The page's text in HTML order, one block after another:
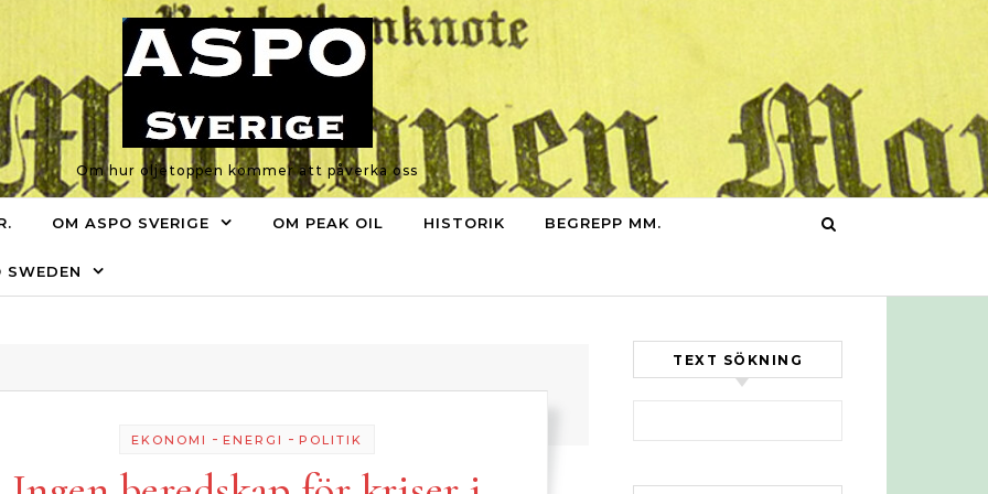
Om hur oljetoppen kommer att påverka oss
OM ASPO SVERIGE OM PEAK OIL HISTORIK BEGREPP MM.
EKONOMI - ENERGI - POLITIK
TEXT SÖKNING